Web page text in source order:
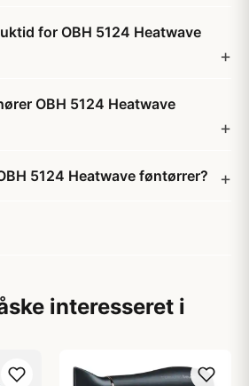
for OBH 5124 Heatwave
OBH 5124 Heatwave
5124 Heatwave føntørrer?
interesseret i